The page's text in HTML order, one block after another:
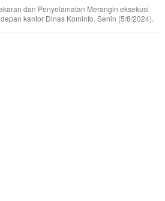
dan Penyelamatan Merangin eksekusi
kantor Dinas Kominfo. Senin (5/8/2024).